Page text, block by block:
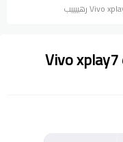
تسريبات لأقوى هاتف مرتقب Vivo xplay7